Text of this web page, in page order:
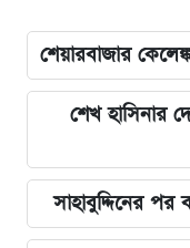
শেয়ারবাজার
শেখ হাসিনার
সাহাবুদ্দিনের